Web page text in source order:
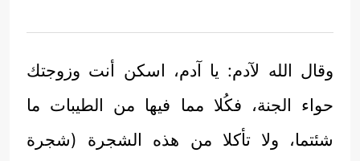
وقال الله لآدم: يا آدم، اسكن أنت وزوجتك
حواء الجنة، فكُلا مما فيها من الطيبات ما
شئتما، ولا تأكلا من هذه الشجرة (شجرة